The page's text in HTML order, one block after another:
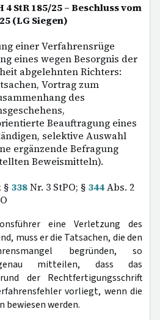
4 StR 185/25 – Beschluss vom
(LG Siegen)
einer Verfahrensrüge
eines wegen Besorgnis der
abgelehnten Richters:
Vortrag zum
des
Beauftragung eines
selektive Auswahl
ergänzende Befragung
Beweismitteln).
§ 338Nr. 3 StPO; § 344Abs. 2
eine Verletzung des
muss er die Tatsachen, die den
begründen, so
mitteilen, dass das
der Rechtfertigungsschrift
vorliegt, wenn die
bewiesen werden.